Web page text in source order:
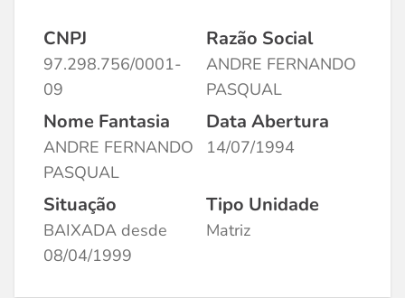
CNPJ
97.298.756/0001-
09
Razão Social
ANDRE FERNANDO
PASQUAL
Nome Fantasia
ANDRE FERNANDO
PASQUAL
Data Abertura
14/07/1994
Situação
BAIXADA desde
08/04/1999
Tipo Unidade
Matriz